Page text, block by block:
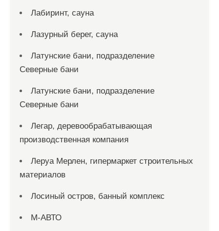
Лабиринт, сауна
Лазурный берег, сауна
Латунские бани, подразделение
Северные бани
Латунские бани, подразделение
Северные бани
Легар, деревообрабатывающая
производственная компания
Леруа Мерлен, гипермаркет строительных
материалов
Лосиный остров, банный комплекс
М-АВТО